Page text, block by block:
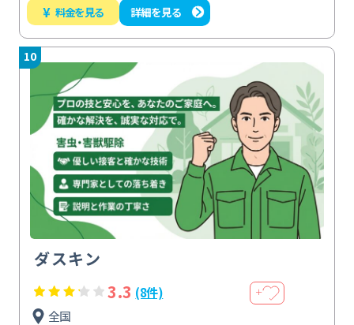
¥ 料金を見る 詳細を見る
10
ダスキン
3.3 (8件) ＋
全国